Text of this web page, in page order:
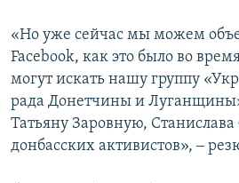
«Но уже сейчас мы можем
Facebook, как это было во
могут искать нашу группу
рада Донетчины и
Татьяну Заровную, Станислава
донбасских активистов», ‒